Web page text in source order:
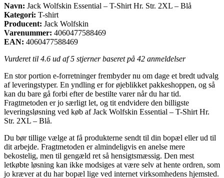
Navn: Jack Wolfskin Essential – T-Shirt Hr. Str. 2XL – Blå
Kategori: T-shirt
Producent: Jack Wolfskin
Varenummer: 4060477588469
EAN: 4060477588469
Vurderet til 4.6 ud af 5 stjerner baseret på 42 anmeldelser
En stor portion e-forretninger frembyder nu om dage et bredt udvalg
af leveringstyper. En yndling er for øjeblikket pakkeshoppen, og så
kan du bare gå forbi efter de bestilte varer når du har tid.
Fragtmetoden er jo særligt let, og tit endvidere den billigste
leveringsløsning ved køb af Jack Wolfskin Essential – T-Shirt Hr.
Str. 2XL – Blå.
Du bør tillige vælge at få produkterne sendt til din bopæl eller ud til
dit arbejde. Fragtmetoden er almindeligvis en anelse mere
bekostelig, men til gengæld ret så hensigtsmæssig. Den mest
letkøbte løsning kan ikke modsiges at være selv at hente ordren, som
jo kræver at du har bopæl lige ved internet virksomhedens hjemsted.